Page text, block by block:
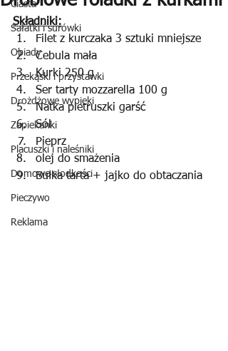
Ciasta
Sałatki i surówki
Obiady
Przekąski i przystawki
Drożdżowe wypieki
Zapiekanki
Placuszki i naleśniki
Domowe słodkości
Pieczywo
Reklama
Składniki:
Filet z kurczaka 3 sztuki mniejsze
Cebula mała
Kurki 250 g
Ser tarty mozzarella 100 g
Natka pietruszki garść
Sól
Pieprz
olej do smażenia
Bułka tarta + jajko do obtaczania